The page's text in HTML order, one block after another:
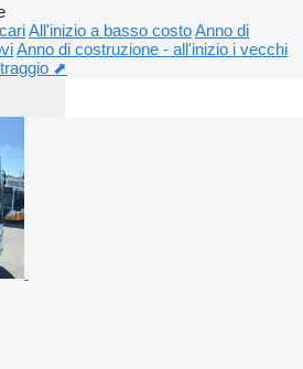
All'inizio a basso costoAnno di
Anno di costruzione - all'inizio i vecchi
⬈